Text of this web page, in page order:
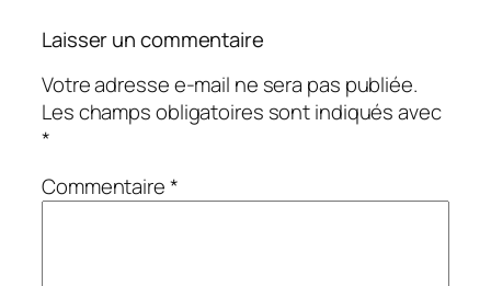
Laisser un commentaire
Votre adresse e-mail ne sera pas publiée.
Les champs obligatoires sont indiqués avec
*
Commentaire*